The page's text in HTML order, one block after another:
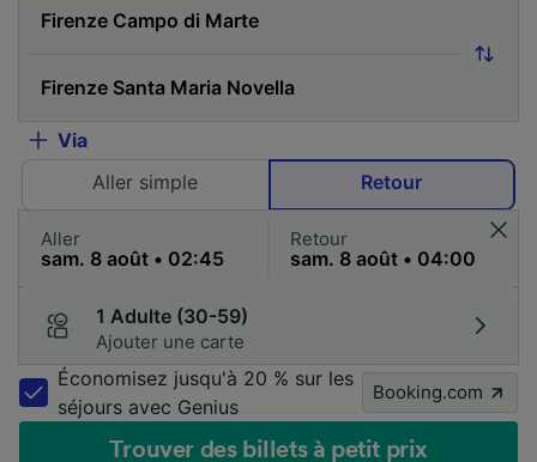
Via
Aller simple
Retour
Aller Retour
1 Adulte (30-59)
Ajouter une carte
Économisez jusqu'à 20 % sur les
séjours avec Genius
Booking.com
Trouver des billets à petit prix